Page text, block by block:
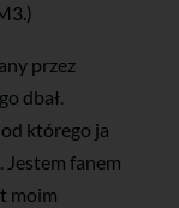
przez
dbał.
którego ja
Jestem fanem
moim